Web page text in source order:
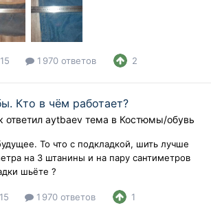
1 970 ответов 2
Кто в чём работает?
ответил aytbaev тема в Костюмы/обувь
То что с подкладкой, шить лучше
на 3 штанины и на пару сантиметров
шьёте ?
1 970 ответов 1